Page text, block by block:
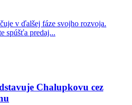
v ďalšej fáze svojho rozvoja.
spúšťa predaj...
Chalupkovu cez